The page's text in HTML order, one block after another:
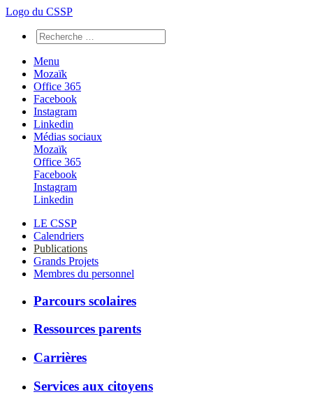
Logo du CSSP
Menu
Mozaïk
Office 365
Facebook
Instagram
Linkedin
Médias sociaux
Mozaïk
Office 365
Facebook
Instagram
Linkedin
LE CSSP
Calendriers
Publications
Grands Projets
Membres du personnel
Parcours scolaires
Ressources parents
Carrières
Services aux citoyens